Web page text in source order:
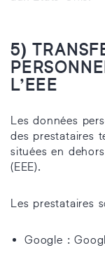
5)
L’EEE
Les données
des prestataires
situées en
(EEE).
Les prestataires
Google :